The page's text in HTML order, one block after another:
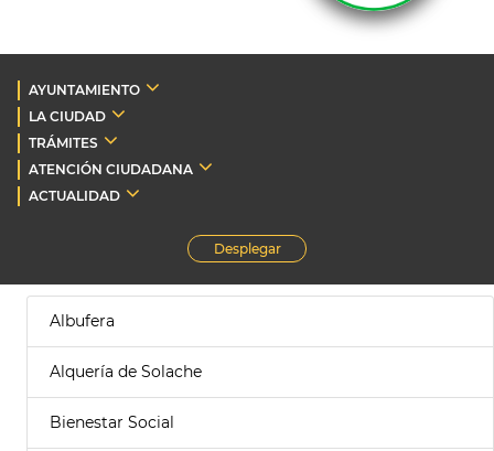
AYUNTAMIENTO
LA CIUDAD
TRÁMITES
ATENCIÓN CIUDADANA
ACTUALIDAD
Desplegar
Albufera
Alquería de Solache
Bienestar Social